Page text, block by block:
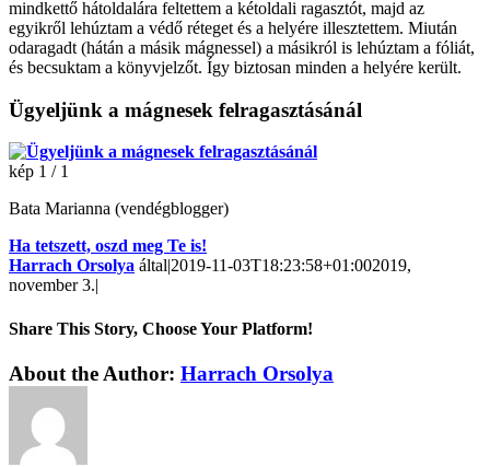
mindkettő hátoldalára feltettem a kétoldali ragasztót, majd az
egyikről lehúztam a védő réteget és a helyére illesztettem. Miután
odaragadt (hátán a másik mágnessel) a másikról is lehúztam a fóliát,
és becsuktam a könyvjelzőt. Így biztosan minden a helyére került.
Ügyeljünk a mágnesek felragasztásánál
kép 1 / 1
Bata Marianna (vendégblogger)
Ha tetszett, oszd meg Te is!
Harrach Orsolya által|2019-11-03T18:23:58+01:002019,
november 3.|
Share This Story, Choose Your Platform!
About the Author: Harrach Orsolya